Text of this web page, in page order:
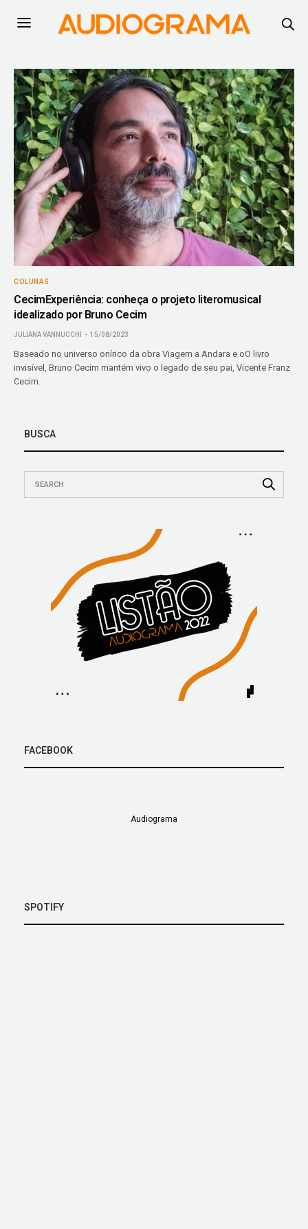
COLUNAS
CecimExperiência: conheça o projeto literomusical
idealizado por Bruno Cecim
JULIANA VANNUCCHI 15/08/2023
Baseado no universo onírico da obra Viagem a Andara e oO livro
invisível, Bruno Cecim mantém vivo o legado de seu pai, Vicente Franz
Cecim.
BUSCA
FACEBOOK
Audiograma
SPOTIFY